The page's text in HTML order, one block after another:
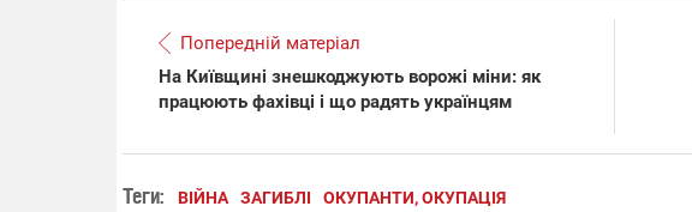
Попередній матеріал
На Київщині знешкоджують ворожі міни: як
працюють фахівці і що радять українцям
Теги: ВІЙНА ЗАГИБЛІ ОКУПАНТИ, ОКУПАЦІЯ